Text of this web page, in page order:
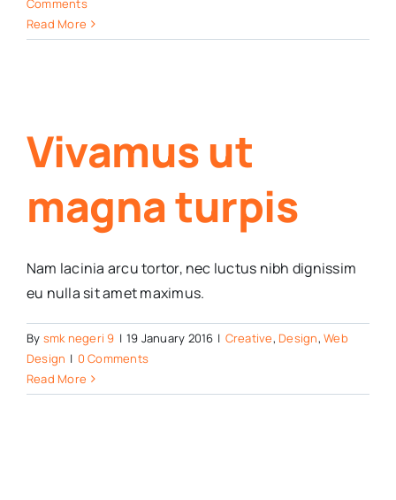
Comments
Read More
Vivamus ut
magna turpis
Nam lacinia arcu tortor, nec luctus nibh dignissim
eu nulla sit amet maximus.
By smk negeri 9 | 19 January 2016 | Creative, Design,Web
Design | 0 Comments
Read More